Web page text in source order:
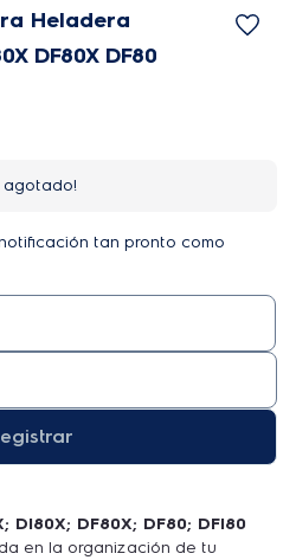
Heladera
DF80X DF80
agotado!
tan pronto como
DF80X; DF80; DFI80
en la organización de tu